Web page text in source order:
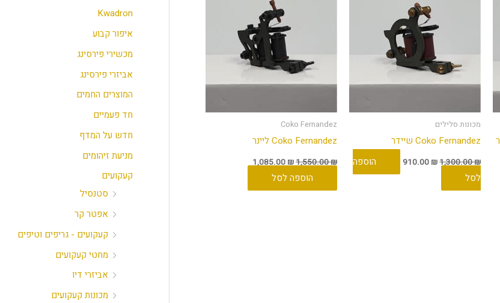
מכונות סלילים
Coko Fernandez שיידר
1,300.00₪
910.00 ₪
הוספה
לסל
Coko Fernandez
Coko Fernandez ליינר
1,550.00₪
1,085.00 ₪
הוספה לסל
מ
ל
י
מ
ל
י
Kwadron
איפור קבוע
מכשירי פירסינג
אביזרי פירסינג
המוצרים החמים
חד פעמיים
חדש על המדף
מניעת זיהומים
קעקועים
סטנסיל
אפטר קר
קעקועים - גריפים וטיפים
מחטי קעקועים
אביזרי דיו
מכונות קעקועים